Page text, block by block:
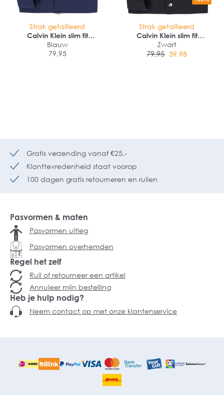
Strak getailleerd
Calvin Klein slim fit
overhemd
Blauw
79,95
Strak getailleerd
Calvin Klein slim fit
overhemd
Zwart
79,95 39,98
Gratis verzending vanaf €25,-
Klanttevredenheid staat voorop
100 dagen gratis retourneren en ruilen
Pasvormen & maten
Pasvormen uitleg
Pasvormen overhemden
Regel het zelf
Ruil of retourneer een artikel
Annuleer mijn bestelling
Heb je hulp nodig?
Neem contact op met onze klantenservice